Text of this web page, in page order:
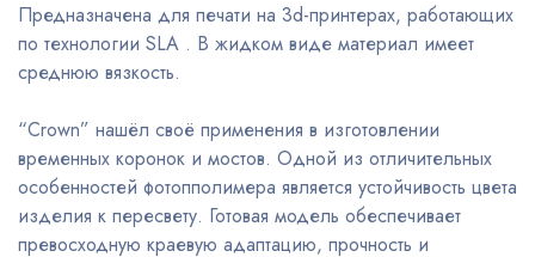
Предназначена для печати на 3d-принтерах, работающих
по технологии SLA . В жидком виде материал имеет
среднюю вязкость.
“Crown” нашёл своё применения в изготовлении
временных коронок и мостов. Одной из отличительных
особенностей фотопполимера является устойчивость цвета
изделия к пересвету. Готовая модель обеспечивает
превосходную краевую адаптацию, прочность и